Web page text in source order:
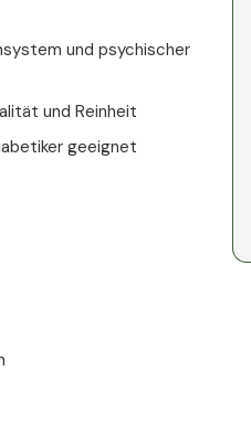
und psychischer
und Reinheit
geeignet